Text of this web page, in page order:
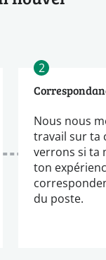
2
Nous nous
travail sur ta
verrons si ta
ton
du poste.